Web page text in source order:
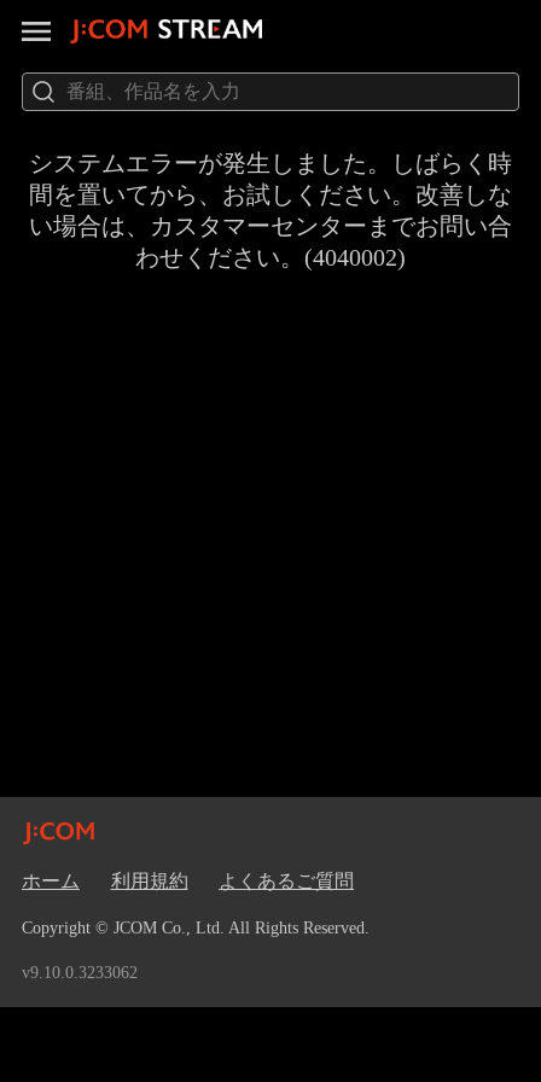
システムエラーが発生しました。しばらく時
間を置いてから、お試しください。改善しな
い場合は、カスタマーセンターまでお問い合
わせください。(4040002)
ホーム 利用規約 よくあるご質問
Copyright © JCOM Co., Ltd. All Rights Reserved.
v9.10.0.3233062